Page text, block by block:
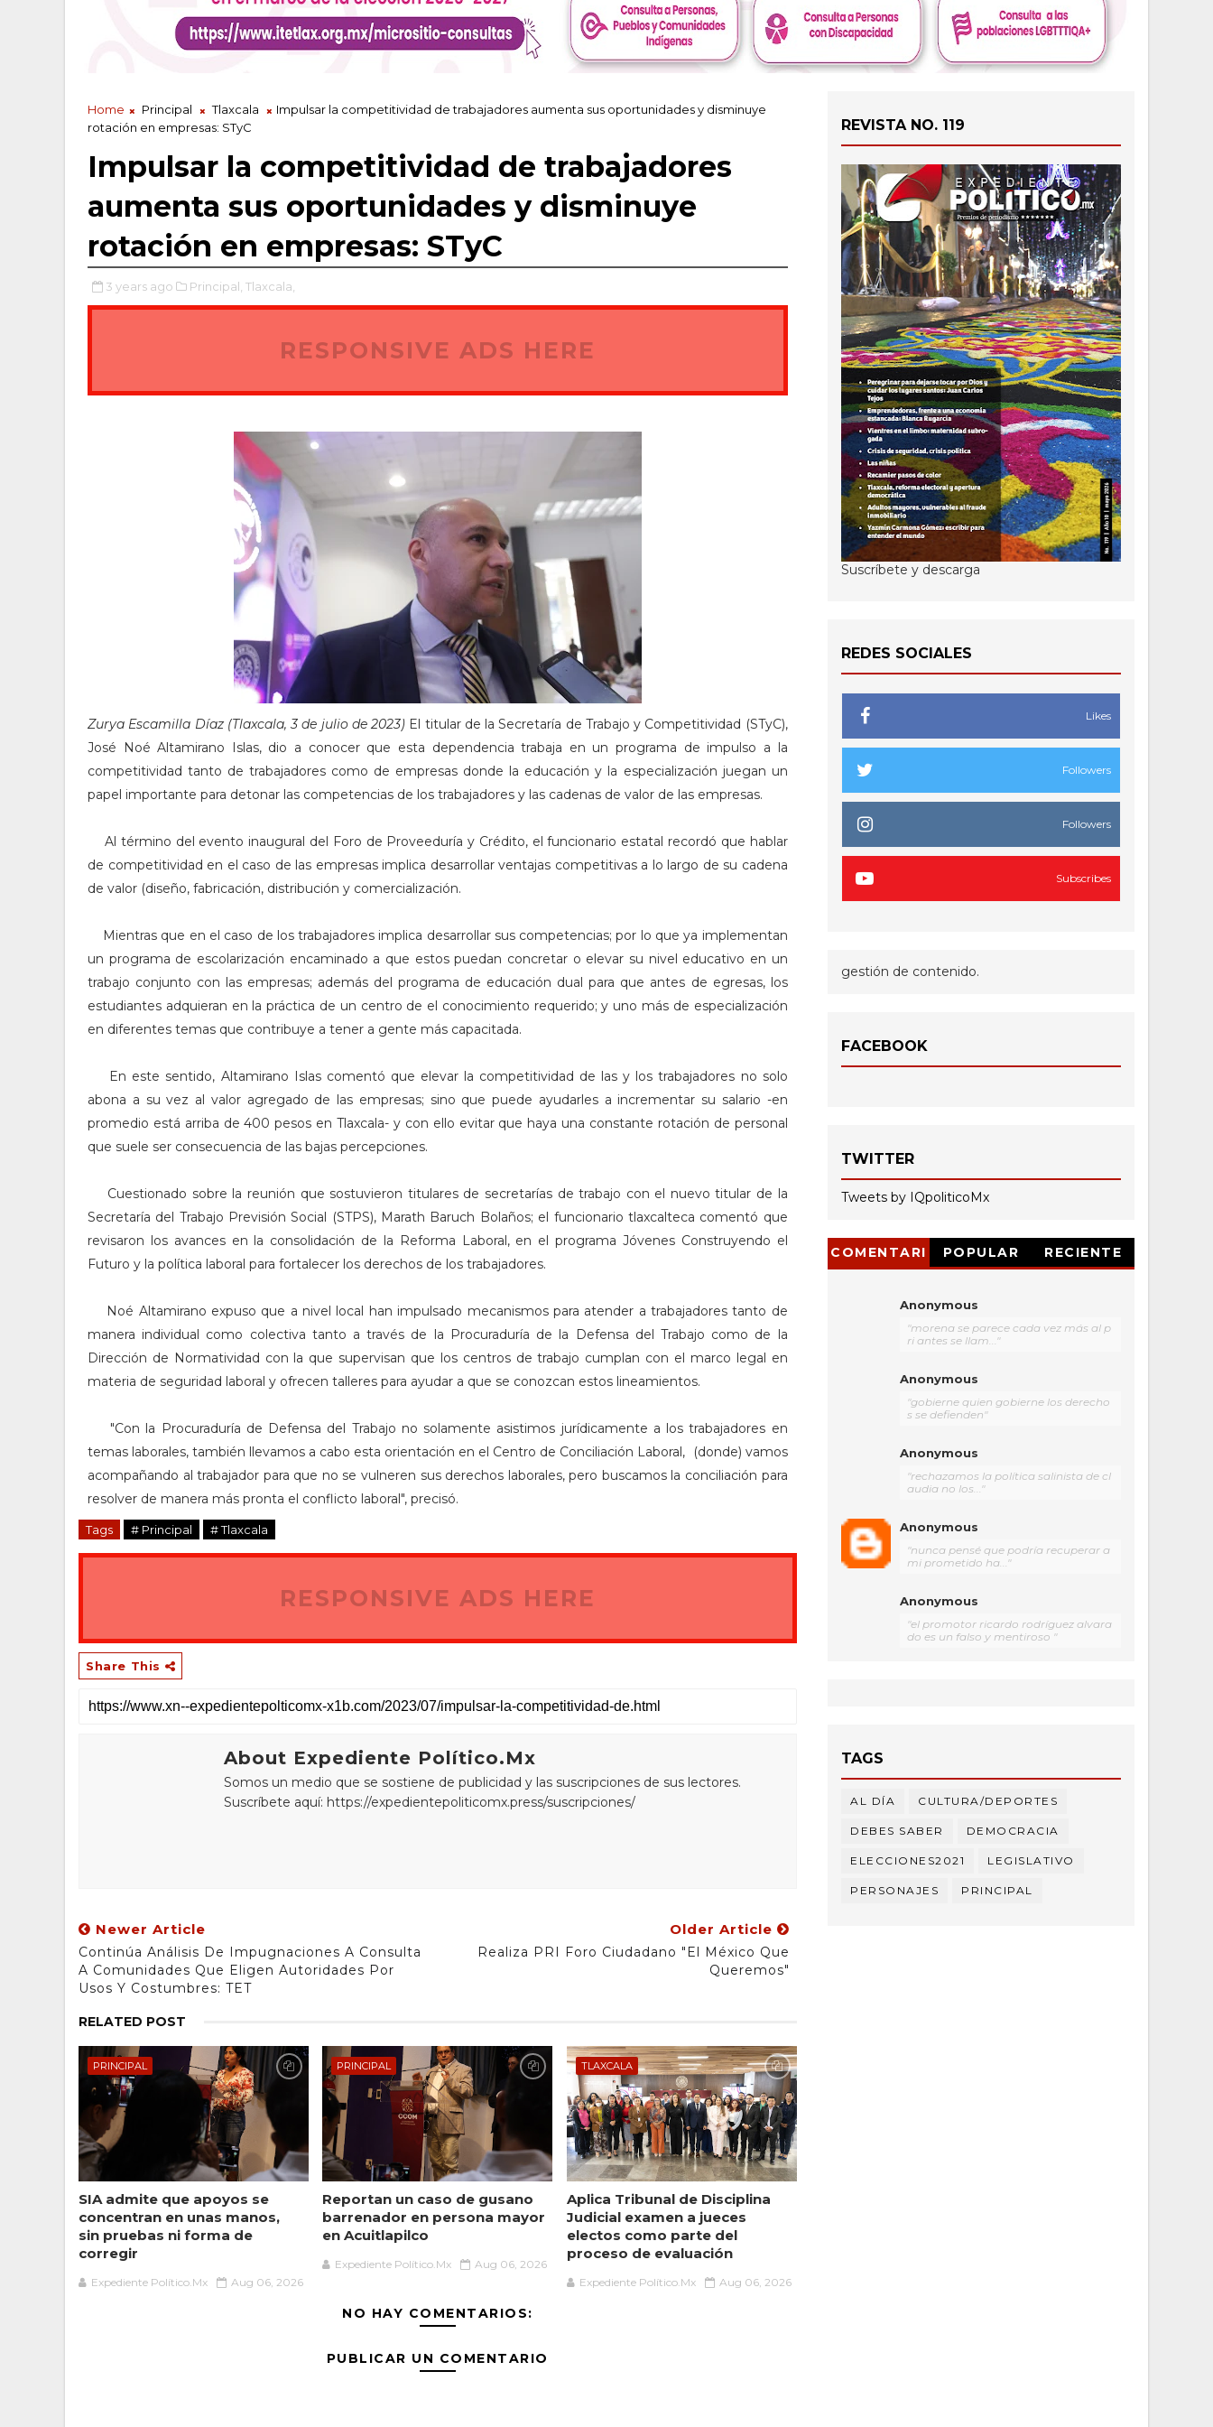
Home Principal Tlaxcala
Impulsar la competitividad de trabajadores aumenta sus oportunidades y disminuye
rotación en empresas: STyC
Impulsar la competitividad de trabajadores
aumenta sus oportunidades y disminuye
rotación en empresas: STyC
3 years ago Principal, Tlaxcala,
RESPONSIVE ADS HERE
Zurya Escamilla Díaz (Tlaxcala, 3 de julio de 2023) El titular de la Secretaría de Trabajo y Competitividad (STyC),
José Noé Altamirano Islas, dio a conocer que esta dependencia trabaja en un programa de impulso a la
competitividad tanto de trabajadores como de empresas donde la educación y la especialización juegan un
papel importante para detonar las competencias de los trabajadores y las cadenas de valor de las empresas.
Al término del evento inaugural del Foro de Proveeduría y Crédito, el funcionario estatal recordó que hablar
de competitividad en el caso de las empresas implica desarrollar ventajas competitivas a lo largo de su cadena
de valor (diseño, fabricación, distribución y comercialización.
Mientras que en el caso de los trabajadores implica desarrollar sus competencias; por lo que ya implementan
un programa de escolarización encaminado a que estos puedan concretar o elevar su nivel educativo en un
trabajo conjunto con las empresas; además del programa de educación dual para que antes de egresas, los
estudiantes adquieran en la práctica de un centro de el conocimiento requerido; y uno más de especialización
en diferentes temas que contribuye a tener a gente más capacitada.
En este sentido, Altamirano Islas comentó que elevar la competitividad de las y los trabajadores no solo
abona a su vez al valor agregado de las empresas; sino que puede ayudarles a incrementar su salario -en
promedio está arriba de 400 pesos en Tlaxcala- y con ello evitar que haya una constante rotación de personal
que suele ser consecuencia de las bajas percepciones.
Cuestionado sobre la reunión que sostuvieron titulares de secretarías de trabajo con el nuevo titular de la
Secretaría del Trabajo Previsión Social (STPS), Marath Baruch Bolaños; el funcionario tlaxcalteca comentó que
revisaron los avances en la consolidación de la Reforma Laboral, en el programa Jóvenes Construyendo el
Futuro y la política laboral para fortalecer los derechos de los trabajadores.
Noé Altamirano expuso que a nivel local han impulsado mecanismos para atender a trabajadores tanto de
manera individual como colectiva tanto a través de la Procuraduría de la Defensa del Trabajo como de la
Dirección de Normatividad con la que supervisan que los centros de trabajo cumplan con el marco legal en
materia de seguridad laboral y ofrecen talleres para ayudar a que se conozcan estos lineamientos.
"Con la Procuraduría de Defensa del Trabajo no solamente asistimos jurídicamente a los trabajadores en
temas laborales, también llevamos a cabo esta orientación en el Centro de Conciliación Laboral, (donde) vamos
acompañando al trabajador para que no se vulneren sus derechos laborales, pero buscamos la conciliación para
resolver de manera más pronta el conflicto laboral", precisó.
Tags # Principal # Tlaxcala
RESPONSIVE ADS HERE
Share This
About Expediente Político.Mx
Somos un medio que se sostiene de publicidad y las suscripciones de sus lectores.
Suscríbete aquí: https://expedientepoliticomx.press/suscripciones/
Newer Article
Continúa Análisis De Impugnaciones A Consulta
A Comunidades Que Eligen Autoridades Por
Usos Y Costumbres: TET
Older Article
Realiza PRI Foro Ciudadano "El México Que
Queremos"
RELATED POST
PRINCIPAL
SIA admite que apoyos se
concentran en unas manos,
sin pruebas ni forma de
corregir
Expediente Político.Mx Aug 06, 2026
PRINCIPAL
Reportan un caso de gusano
barrenador en persona mayor
en Acuitlapilco
Expediente Político.Mx Aug 06, 2026
TLAXCALA
Aplica Tribunal de Disciplina
Judicial examen a jueces
electos como parte del
proceso de evaluación
Expediente Político.Mx Aug 06, 2026
NO HAY COMENTARIOS:
PUBLICAR UN COMENTARIO
REVISTA NO. 119
Suscríbete y descarga
REDES SOCIALES
Likes
Followers
Followers
Subscribes
gestión de contenido.
FACEBOOK
TWITTER
Tweets by IQpoliticoMx
COMENTARI
POPULAR RECIENTE
Anonymous
"morena se parece cada vez más al p
ri antes se llam..."
Anonymous
"gobierne quien gobierne los derecho
s se defienden"
Anonymous
"rechazamos la política salinista de cl
audia no los..."
Anonymous
"nunca pensé que podría recuperar a
mi prometido ha..."
Anonymous
"el promotor ricardo rodríguez alvara
do es un falso y mentiroso "
TAGS
AL DÍA CULTURA/DEPORTES
DEBES SABER DEMOCRACIA
ELECCIONES2021 LEGISLATIVO
PERSONAJES PRINCIPAL